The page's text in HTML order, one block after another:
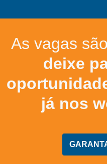
As vagas
deixe
já nos